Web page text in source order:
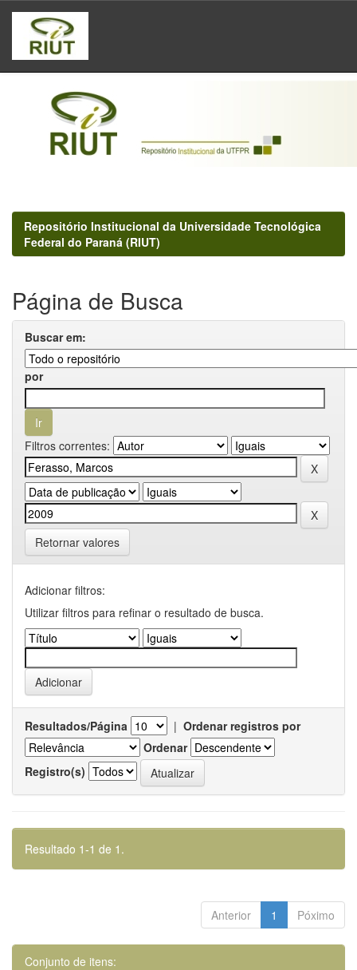
Skip
navigation
Repositório Institucional da Universidade Tecnológica
Federal do Paraná (RIUT)
Página de Busca
Buscar em:
por
Filtros correntes:
Retornar valores
Adicionar filtros:
Utilizar filtros para refinar o resultado de busca.
Resultados/Página | Ordenar registros por
Ordenar
Registro(s)
Resultado 1-1 de 1.
Anterior 1 Póximo
Conjunto de itens: